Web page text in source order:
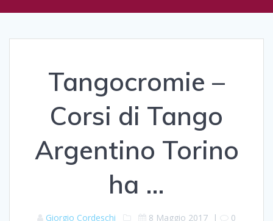
Tangocromie –
Corsi di Tango
Argentino Torino
ha …
Giorgio Cordeschi 8 Maggio 2017 | 0